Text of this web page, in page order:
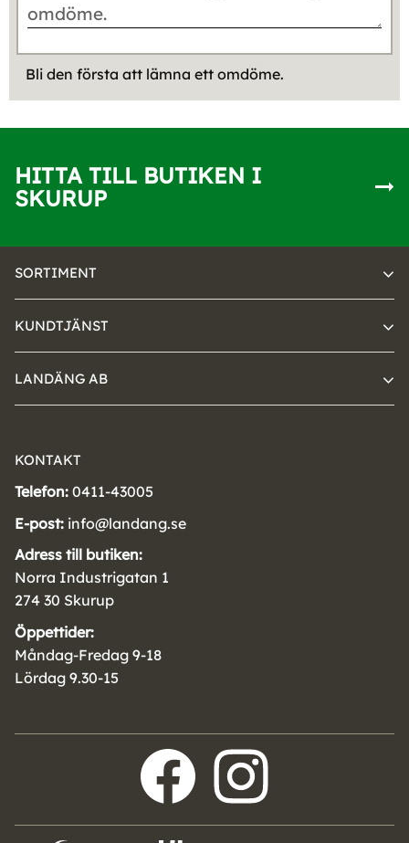
Bli den första att lämna ett omdöme.
HITTA TILL BUTIKEN I
SKURUP
SORTIMENT
KUNDTJÄNST
LANDÄNG AB
KONTAKT
Telefon: 0411-43005
E-post: info@landang.se
Adress till butiken:
Norra Industrigatan 1
274 30 Skurup
Öppettider:
Måndag-Fredag 9-18
Lördag 9.30-15